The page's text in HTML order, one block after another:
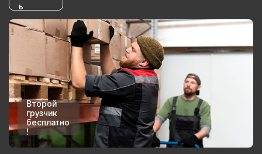
ь
Второй
грузчик
бесплатно
!